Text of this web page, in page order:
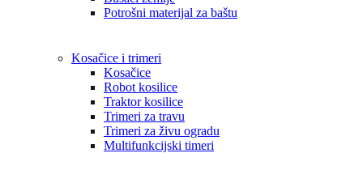
Potrošni materijal za baštu
Kosačice i trimeri
Kosačice
Robot kosilice
Traktor kosilice
Trimeri za travu
Trimeri za živu ogradu
Multifunkcijski timeri